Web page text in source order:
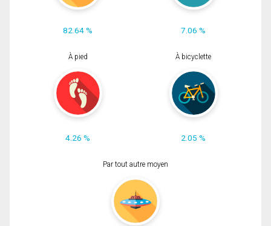
82.64 % 7.06 %
À pied
4.26 %
À bicyclette
2.05 %
Par tout autre moyen